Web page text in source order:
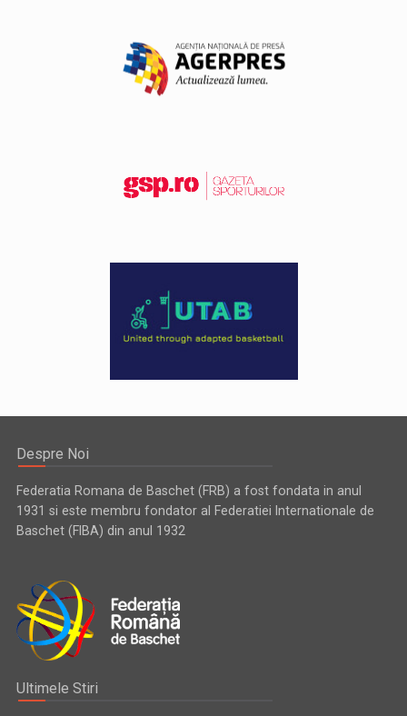
Despre Noi
Federatia Romana de Baschet (FRB) a fost fondata in anul
1931 si este membru fondator al Federatiei Internationale de
Baschet (FIBA) din anul 1932
Ultimele Stiri